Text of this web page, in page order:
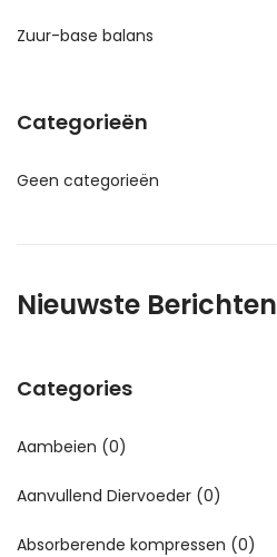
Zuur-base balans
Categorieën
Geen categorieën
Nieuwste Berichten
Categories
Aambeien (0)
Aanvullend Diervoeder (0)
Absorberende kompressen (0)